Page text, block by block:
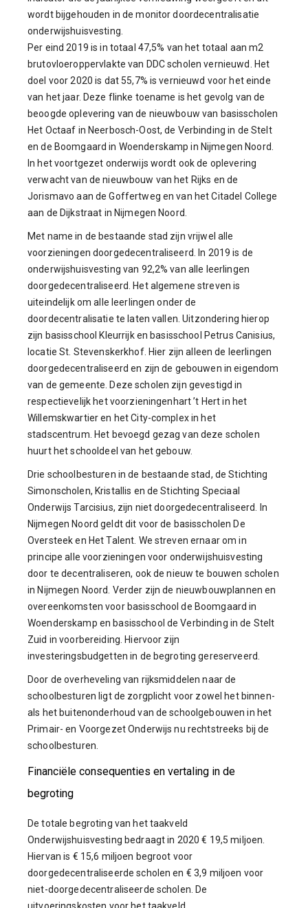
wordt bijgehouden in de monitor doordecentralisatie
onderwijshuisvesting.
Per eind 2019 is in totaal 47,5% van het totaal aan m2
brutovloeroppervlakte van DDC scholen vernieuwd. Het
doel voor 2020 is dat 55,7% is vernieuwd voor het einde
van het jaar. Deze flinke toename is het gevolg van de
beoogde oplevering van de nieuwbouw van basisscholen
Het Octaaf in Neerbosch-Oost, de Verbinding in de Stelt
en de Boomgaard in Woenderskamp in Nijmegen Noord.
In het voortgezet onderwijs wordt ook de oplevering
verwacht van de nieuwbouw van het Rijks en de
Jorismavo aan de Goffertweg en van het Citadel College
aan de Dijkstraat in Nijmegen Noord.
Met name in de bestaande stad zijn vrijwel alle
voorzieningen doorgedecentraliseerd. In 2019 is de
onderwijshuisvesting van 92,2% van alle leerlingen
doorgedecentraliseerd. Het algemene streven is
uiteindelijk om alle leerlingen onder de
doordecentralisatie te laten vallen. Uitzondering hierop
zijn basisschool Kleurrijk en basisschool Petrus Canisius,
locatie St. Stevenskerkhof. Hier zijn alleen de leerlingen
doorgedecentraliseerd en zijn de gebouwen in eigendom
van de gemeente. Deze scholen zijn gevestigd in
respectievelijk het voorzieningenhart ’t Hert in het
Willemskwartier en het City-complex in het
stadscentrum. Het bevoegd gezag van deze scholen
huurt het schooldeel van het gebouw.
Drie schoolbesturen in de bestaande stad, de Stichting
Simonscholen, Kristallis en de Stichting Speciaal
Onderwijs Tarcisius, zijn niet doorgedecentraliseerd. In
Nijmegen Noord geldt dit voor de basisscholen De
Oversteek en Het Talent. We streven ernaar om in
principe alle voorzieningen voor onderwijshuisvesting
door te decentraliseren, ook de nieuw te bouwen scholen
in Nijmegen Noord. Verder zijn de nieuwbouwplannen en
overeenkomsten voor basisschool de Boomgaard in
Woenderskamp en basisschool de Verbinding in de Stelt
Zuid in voorbereiding. Hiervoor zijn
investeringsbudgetten in de begroting gereserveerd.
Door de overheveling van rijksmiddelen naar de
schoolbesturen ligt de zorgplicht voor zowel het binnen-
als het buitenonderhoud van de schoolgebouwen in het
Primair- en Voorgezet Onderwijs nu rechtstreeks bij de
schoolbesturen.
Financiële consequenties en vertaling in de
begroting
De totale begroting van het taakveld
Onderwijshuisvesting bedraagt in 2020 € 19,5 miljoen.
Hiervan is € 15,6 miljoen begroot voor
doorgedecentraliseerde scholen en € 3,9 miljoen voor
niet-doorgedecentraliseerde scholen. De